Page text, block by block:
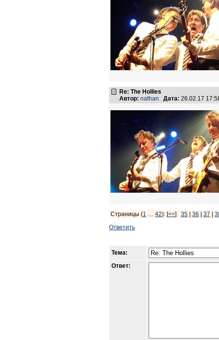
Re: The Hollies
Автор: nathan Дата: 26.02.17
Страницы (1 … 42): [<<] 35 36 37
Ответить
Тема:
Ответ: